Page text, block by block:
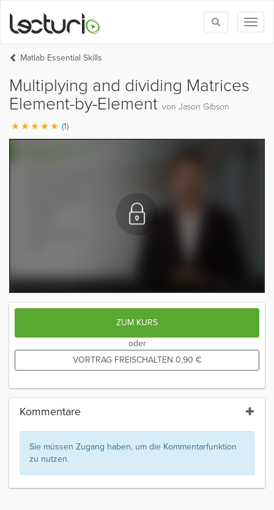
Toggle
search
Matlab Essential Skills
Multiplying and dividing Matrices
Element-by-Element von Jason Gibson
(1)
ZUM KURS
oder
VORTRAG FREISCHALTEN 0,90 €
Kommentare
Sie müssen Zugang haben, um die Kommentarfunktion
zu nutzen.